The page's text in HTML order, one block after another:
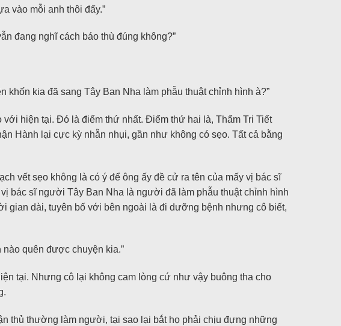
vào mỗi anh thôi đấy.”
đang nghĩ cách báo thù đúng không?”
khốn kia đã sang Tây Ban Nha làm phẫu thuật chỉnh hình à?”
hiện tại. Đó là điểm thứ nhất. Điểm thứ hai là, Thẩm Tri Tiết
Hành lại cực kỳ nhẵn nhụi, gần như không có sẹo. Tất cả bằng
vết sẹo không là có ý để ông ấy đề cử ra tên của mấy vị bác sĩ
bác sĩ người Tây Ban Nha là người đã làm phẫu thuật chỉnh hình
gian dài, tuyên bố với bên ngoài là đi dưỡng bệnh nhưng cô biết,
nào quên được chuyện kia.”
tại. Nhưng cô lại không cam lòng cứ như vậy buông tha cho
thủ thường làm người, tại sao lại bắt họ phải chịu đựng những